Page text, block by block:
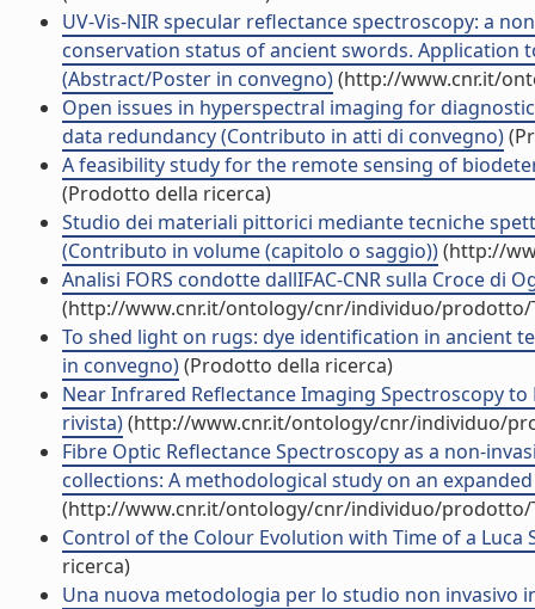
UV-Vis-NIR specular reflectance spectroscopy: a
conservation status of ancient swords. Application
(Abstract/Poster in convegno)(http://www.cnr.it/
Open issues in hyperspectral imaging for
data redundancy (Contributo in atti di convegno)
A feasibility study for the remote sensing of
(Prodotto della ricerca)
Studio dei materiali pittorici mediante tecniche
(Contributo in volume (capitolo o saggio))(http://
Analisi FORS condotte dallIFAC-CNR sulla Croce
(http://www.cnr.it/ontology/cnr/individuo/prodotto/
To shed light on rugs: dye identification in ancient
in convegno)(Prodotto della ricerca)
Near Infrared Reflectance Imaging Spectroscopy
rivista)(http://www.cnr.it/ontology/cnr/individuo/
Fibre Optic Reflectance Spectroscopy as a non-
collections: A methodological study on an
(http://www.cnr.it/ontology/cnr/individuo/prodotto/
Control of the Colour Evolution with Time of a
ricerca)
Una nuova metodologia per lo studio non invasivo